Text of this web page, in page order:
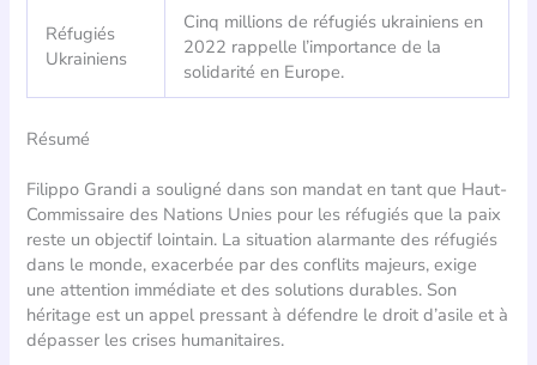
Réfugiés
Ukrainiens
Cinq millions de réfugiés ukrainiens en
2022 rappelle l’importance de la
solidarité en Europe.
Résumé
Filippo Grandi a souligné dans son mandat en tant que Haut-
Commissaire des Nations Unies pour les réfugiés que la paix
reste un objectif lointain. La situation alarmante des réfugiés
dans le monde, exacerbée par des conflits majeurs, exige
une attention immédiate et des solutions durables. Son
héritage est un appel pressant à défendre le droit d’asile et à
dépasser les crises humanitaires.